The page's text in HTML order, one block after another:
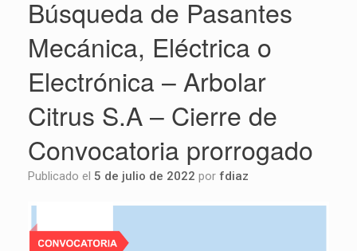
Búsqueda de Pasantes
Mecánica, Eléctrica o
Electrónica – Arbolar
Citrus S.A – Cierre de
Convocatoria prorrogado
Publicado el 5 de julio de 2022 por fdiaz